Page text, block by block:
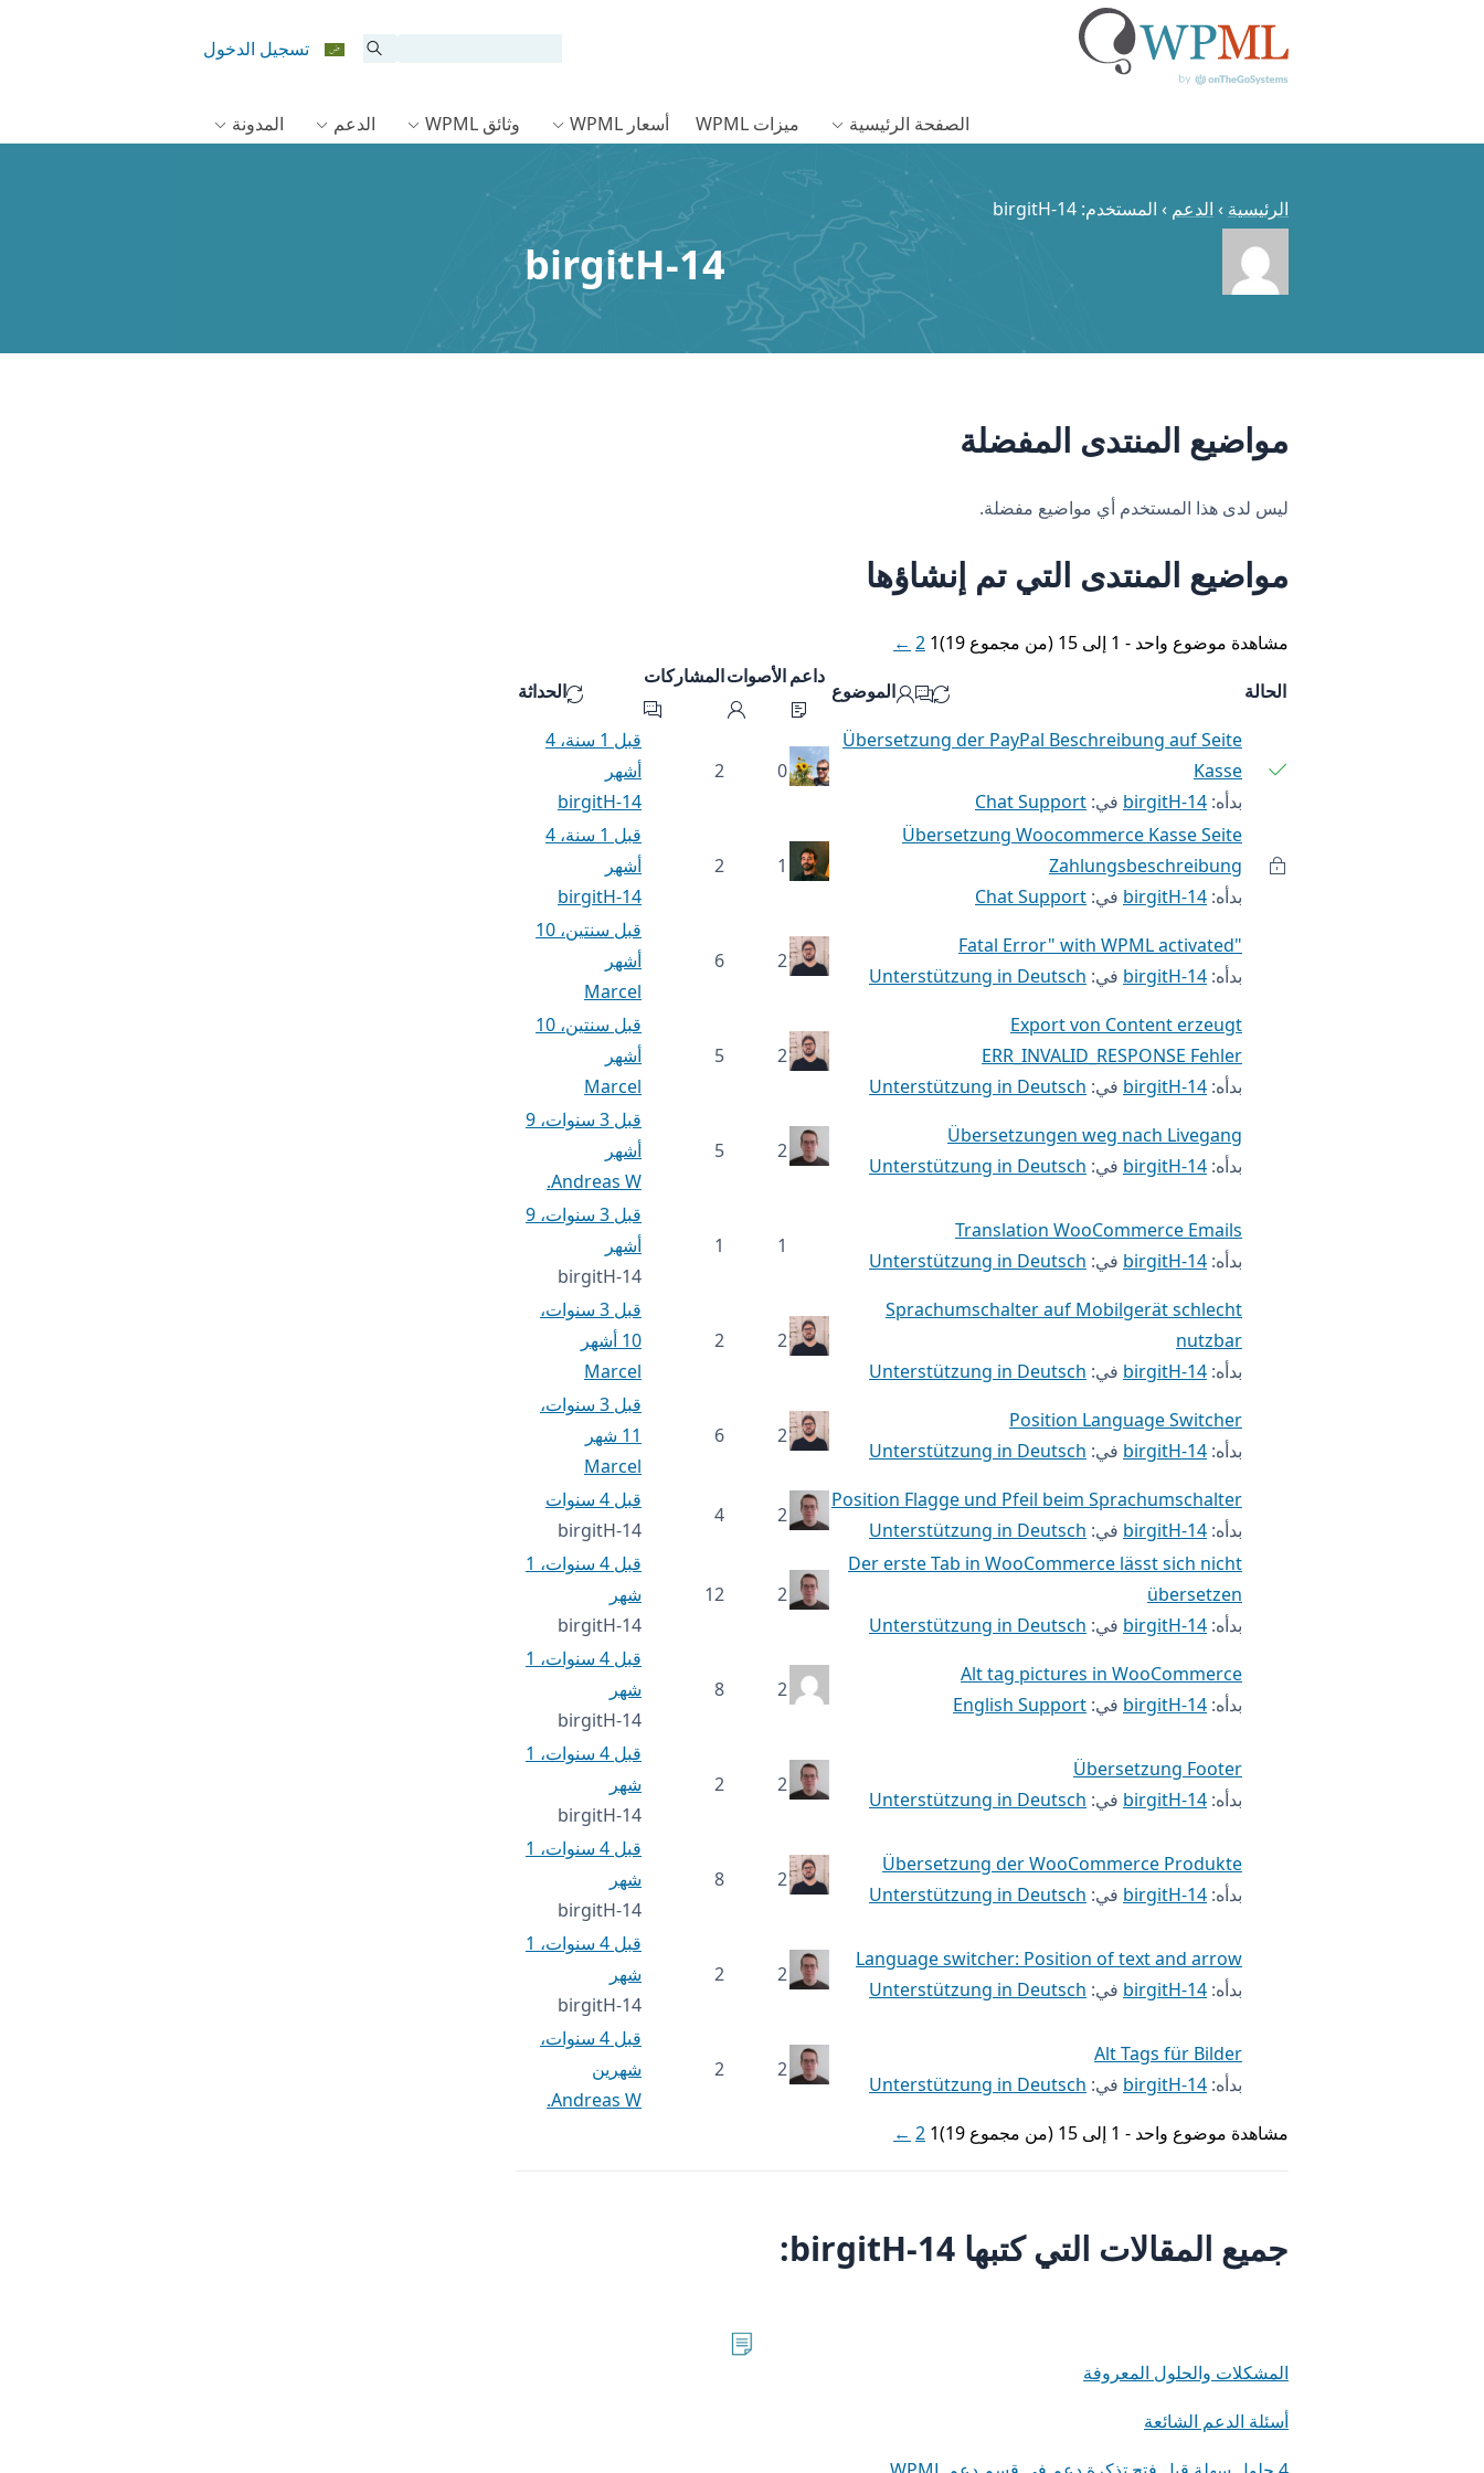
تسجيل الدخول
الصفحة الرئيسية ميزات WPML أسعار WPML وثائق WPML الدعم المدونة
الرئيسية › الدعم › المستخدم: birgitH-14
birgitH-14
مواضيع المنتدى المفضلة
ليس لدى هذا المستخدم أي مواضيع مفضلة.
مواضيع المنتدى التي تم إنشاؤها
مشاهدة موضوع واحد - 1 إلى 15 (من مجموع 19) 1
2
←
الحالة
الموضوع
داعمالأصواتالمشاركات
الحداثة
Übersetzung der PayPal Beschreibung auf Seite
Kasse
بدأه: birgitH-14 في: Chat Support
0
2
قبل 1 سنة، 4
أشهر
birgitH-14
Übersetzung Woocommerce Kasse Seite
Zahlungsbeschreibung
بدأه: birgitH-14 في: Chat Support
1
2
قبل 1 سنة، 4
أشهر
birgitH-14
"Fatal Error" with WPML activated
بدأه: birgitH-14 في: Unterstützung in Deutsch
2
6
قبل سنتين، 10
أشهر
Marcel
Export von Content erzeugt
ERR_INVALID_RESPONSE Fehler
بدأه: birgitH-14 في: Unterstützung in Deutsch
2
5
قبل سنتين، 10
أشهر
Marcel
Übersetzungen weg nach Livegang
بدأه: birgitH-14 في: Unterstützung in Deutsch
2
5
قبل 3 سنوات، 9
أشهر
Andreas W.
Translation WooCommerce Emails
بدأه: birgitH-14 في: Unterstützung in Deutsch
1
1
قبل 3 سنوات، 9
أشهر
birgitH-14
Sprachumschalter auf Mobilgerät schlecht
nutzbar
بدأه: birgitH-14 في: Unterstützung in Deutsch
2
2
قبل 3 سنوات،
10 أشهر
Marcel
Position Language Switcher
بدأه: birgitH-14 في: Unterstützung in Deutsch
2
6
قبل 3 سنوات،
11 شهر
Marcel
Position Flagge und Pfeil beim Sprachumschalter
بدأه: birgitH-14 في: Unterstützung in Deutsch
2
4
قبل 4 سنوات
birgitH-14
Der erste Tab in WooCommerce lässt sich nicht
übersetzen
بدأه: birgitH-14 في: Unterstützung in Deutsch
2
12
قبل 4 سنوات، 1
شهر
birgitH-14
Alt tag pictures in WooCommerce
بدأه: birgitH-14 في: English Support
2
8
قبل 4 سنوات، 1
شهر
birgitH-14
Übersetzung Footer
بدأه: birgitH-14 في: Unterstützung in Deutsch
2
2
قبل 4 سنوات، 1
شهر
birgitH-14
Übersetzung der WooCommerce Produkte
بدأه: birgitH-14 في: Unterstützung in Deutsch
2
8
قبل 4 سنوات، 1
شهر
birgitH-14
Language switcher: Position of text and arrow
بدأه: birgitH-14 في: Unterstützung in Deutsch
2
2
قبل 4 سنوات، 1
شهر
birgitH-14
Alt Tags für Bilder
بدأه: birgitH-14 في: Unterstützung in Deutsch
2
2
قبل 4 سنوات،
شهرين
Andreas W.
مشاهدة موضوع واحد - 1 إلى 15 (من مجموع 19)
1
2
←
جميع المقالات التي كتبها birgitH-14:
المشكلات والحلول المعروفة
أسئلة الدعم الشائعة